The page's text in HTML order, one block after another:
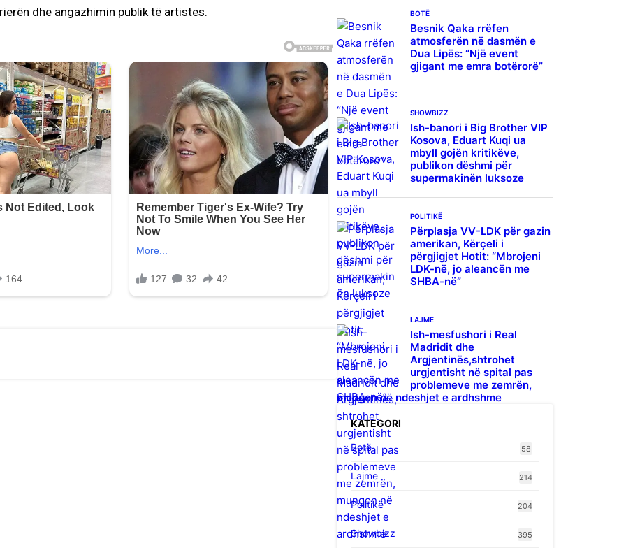
dhe angazhimin publik të artistes. BOTË
Besnik Qaka rrëfen
atmosferën në dasmën e
Dua Lipës: “Një event
gjigant me emra botërorë”
SHOWBIZZ
Ish-banori i Big Brother VIP
Kosova, Eduart Kuqi ua
mbyll gojën kritikëve,
publikon dëshmi për
supermakinën luksoze
POLITIKË
Përplasja VV-LDK për gazin
amerikan, Kërçeli i
përgjigjet Hotit: “Mbrojeni
LDK-në, jo aleancën me
SHBA-në”
LAJME
Ish-mesfushori i Real
Madridit dhe
Argjentinës,shtrohet
urgjentisht në spital pas
problemeve me zemrën,
mungon në ndeshjet e ardhshme
KATEGORI
Botë
58
Lajme 214
Politikë 204
Showbizz 395